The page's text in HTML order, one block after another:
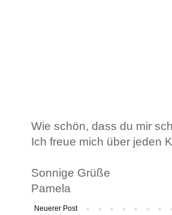
Wie schön, dass du mir
Ich freue mich über jeden
Sonnige Grüße
Pamela
Neuerer Post